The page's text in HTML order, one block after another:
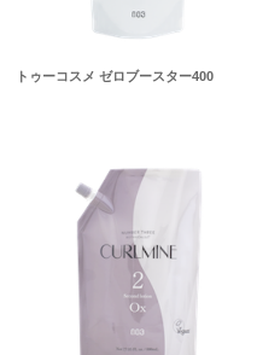
トゥーコスメ ゼロブースター400